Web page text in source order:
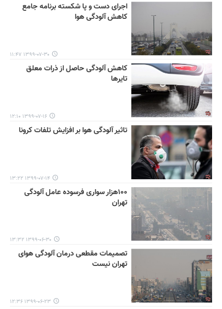
اجرای دست و پا شکسته برنامه جامع
کاهش آلودگی هوا
۱۳۹۹-۰۷-۳۰ ۱۱:۴۷
کاهش آلودگی حاصل از ذرات معلق
تایرها
۱۳۹۹-۰۷-۱۶ ۱۲:۱۰
تاثیر آلودگی هوا بر افزایش تلفات کرونا
۱۳۹۹-۰۷-۱۴ ۱۳:۲۲
۱۰۰هزار سواری فرسوده عامل آلودگی
تهران
۱۳۹۹-۰۶-۳۰ ۱۳:۳۲
تصمیمات‌ مقطعی درمان آلودگی هوای
تهران نیست
۱۳۹۹-۰۶-۲۳ ۱۲:۳۶